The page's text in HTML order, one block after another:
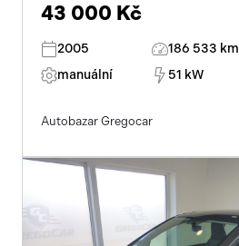
43 000 Kč
2005 186 533 km
manuální
51 kW
Autobazar Gregocar